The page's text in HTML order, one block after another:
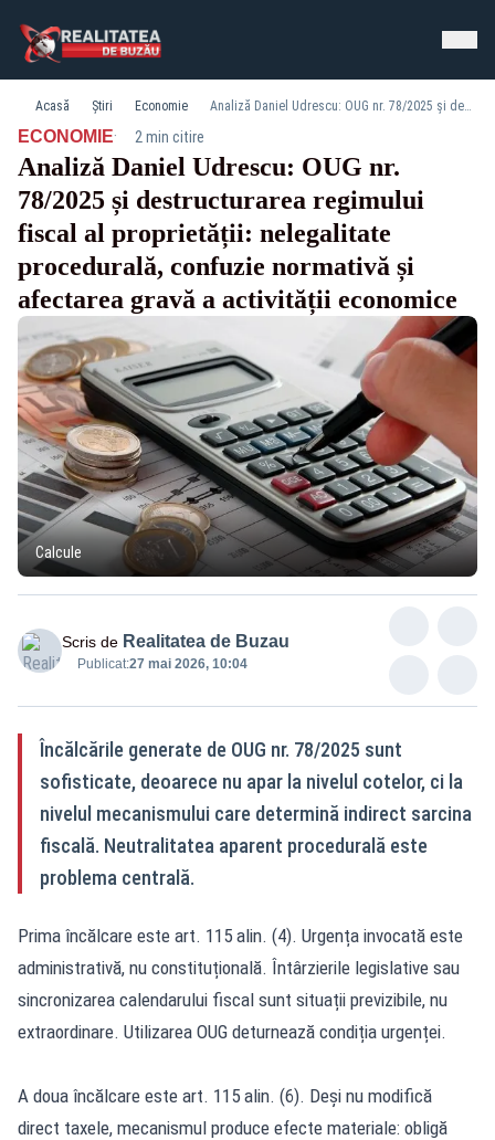
Acasă Știri Economie Analiză Daniel Udrescu: OUG nr. 78/2025 și destructurarea regimului fiscal al proprietății: nelegalitate procedurală, confuzie normativă și afectarea gravă a activității economice
ECONOMIE· 2 min citire
Analiză Daniel Udrescu: OUG nr.
78/2025 și destructurarea regimului
fiscal al proprietății: nelegalitate
procedurală, confuzie normativă și
afectarea gravă a activității economice
Calcule
Scris de Realitatea de Buzau
Publicat:27 mai 2026, 10:04
Încălcările generate de OUG nr. 78/2025 sunt
sofisticate, deoarece nu apar la nivelul cotelor, ci la
nivelul mecanismului care determină indirect sarcina
fiscală. Neutralitatea aparent procedurală este
problema centrală.
Prima încălcare este art. 115 alin. (4). Urgența invocată este
administrativă, nu constituțională. Întârzierile legislative sau
sincronizarea calendarului fiscal sunt situații previzibile, nu
extraordinare. Utilizarea OUG deturnează condiția urgenței.
A doua încălcare este art. 115 alin. (6). Deși nu modifică
direct taxele, mecanismul produce efecte materiale: obligă